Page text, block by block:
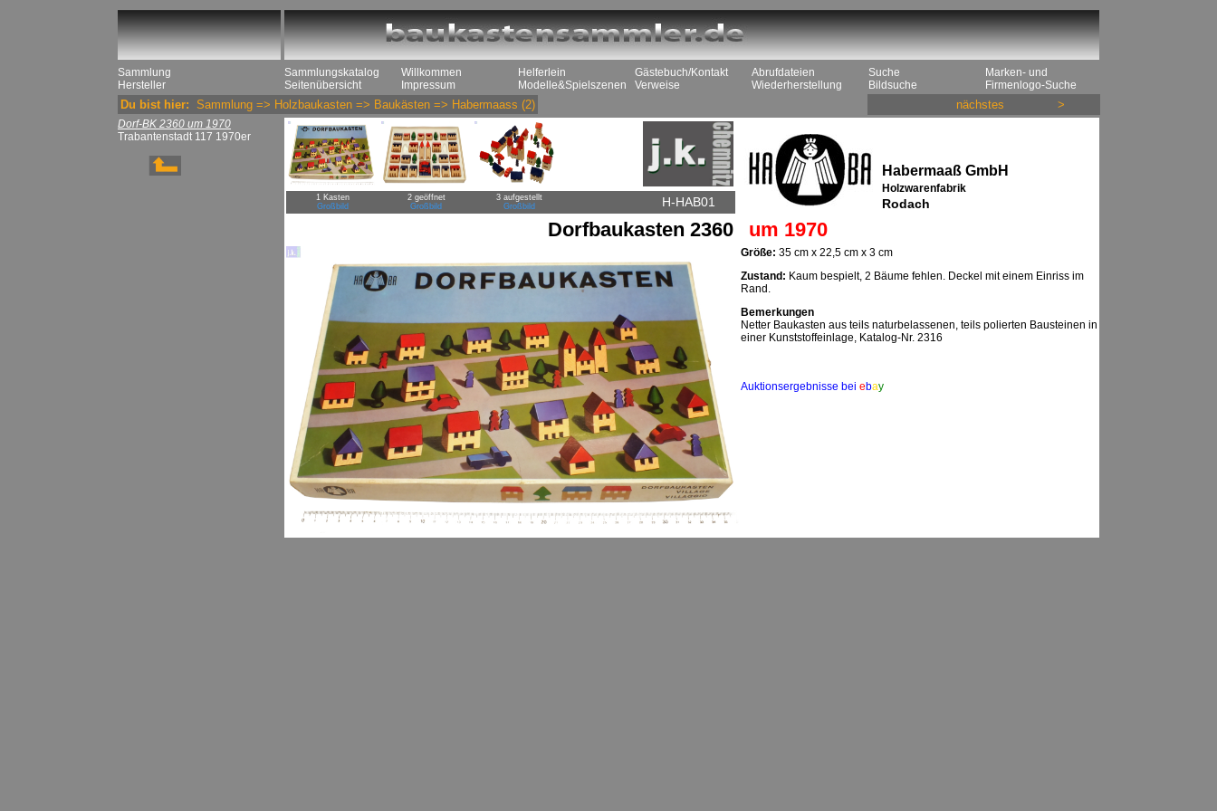
Sammlung
Hersteller
Sammlungskatalog
Seitenübersicht
Willkommen
Impressum
Helferlein
Modelle&Spielszenen
Gästebuch/Kontakt
Verweise
Abrufdateien
Wiederherstellung
Suche
Bildsuche
Marken- und
Firmenlogo-Suche
Du bist hier: Sammlung => Holzbaukasten => Baukästen => Habermaass (2) nächstes >
Dorf-BK 2360 um 1970
Trabantenstadt 117 1970er
1 Kasten
Großbild
2 geöffnet
Großbild
3 aufgestellt
Großbild
H-HAB01
Habermaaß GmbH
Holzwarenfabrik
Rodach
Dorfbaukasten 2360 um 1970
Größe: 35 cm x 22,5 cm x 3 cm
Zustand: Kaum bespielt, 2 Bäume fehlen. Deckel mit einem Einriss im
Rand.
Bemerkungen
Netter Baukasten aus teils naturbelassenen, teils polierten Bausteinen in
einer Kunststoffeinlage, Katalog-Nr. 2316
Auktionsergebnisse bei ebay